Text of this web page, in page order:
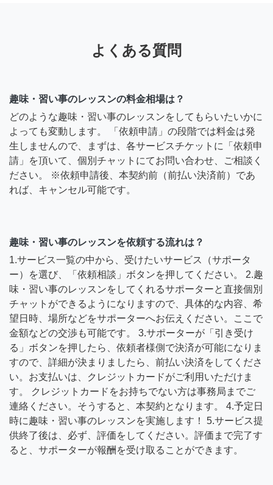
よくある質問
趣味・習い事のレッスンの料金相場は？
どのような趣味・習い事のレッスンをしてもらいたいかに
よっても変動します。 「依頼申請」の段階では料金は発
生しませんので、まずは、各サービスチケットに「依頼申
請」を頂いて、個別チャットにてお問い合わせ、ご相談く
ださい。 ※依頼申請後、本契約前（前払い決済前）であ
れば、キャンセル可能です。
趣味・習い事のレッスンを依頼する流れは？
1.サービス一覧の中から、受けたいサービス（サポータ
ー）を選び、「依頼相談」ボタンを押してください。 2.趣
味・習い事のレッスンをしてくれるサポーターと直接個別
チャットができるようになりますので、具体的な内容、希
望日時、場所などをサポーターへお伝えください。ここで
金額などの交渉も可能です。 3.サポーターが「引き受け
る」ボタンを押したら、依頼者様側で決済が可能になりま
すので、詳細が決まりましたら、前払い決済をしてくださ
い。お支払いは、クレジットカードがご利用いただけま
す。 クレジットカードをお持ちでない方は事務局までご
連絡ください。そうすると、本契約となります。 4.予定日
時に趣味・習い事のレッスンを実施します！ 5.サービス提
供終了後は、必ず、評価をしてください。評価まで完了す
ると、サポーターが報酬を受け取ることができます。